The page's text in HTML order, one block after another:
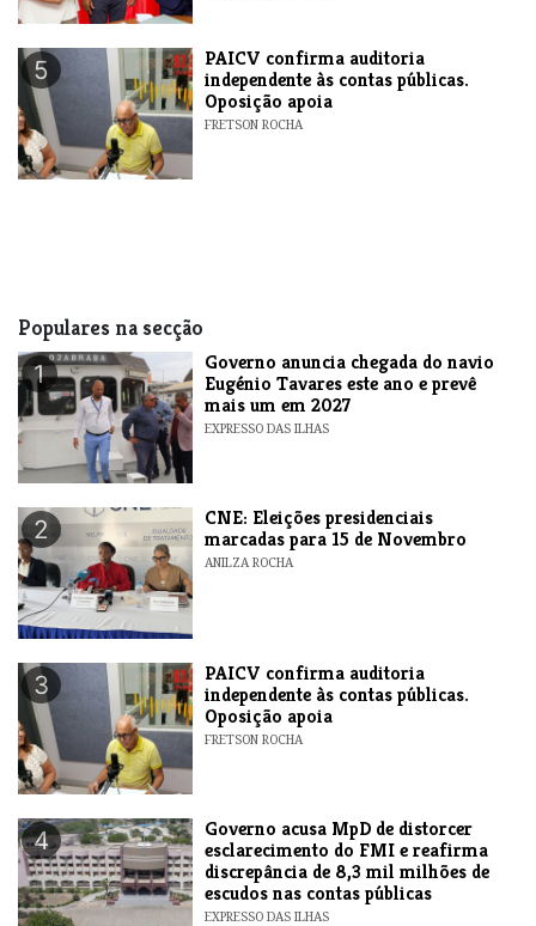
5
​PAICV confirma auditoria
independente às contas públicas.
Oposição apoia
FRETSON ROCHA
Populares na secção
1
Governo anuncia chegada do navio
Eugénio Tavares este ano e prevê
mais um em 2027
EXPRESSO DAS ILHAS
2
CNE: Eleições presidenciais
marcadas para 15 de Novembro
ANILZA ROCHA
3
​PAICV confirma auditoria
independente às contas públicas.
Oposição apoia
FRETSON ROCHA
4
Governo acusa MpD de distorcer
esclarecimento do FMI e reafirma
discrepância de 8,3 mil milhões de
escudos nas contas públicas
EXPRESSO DAS ILHAS